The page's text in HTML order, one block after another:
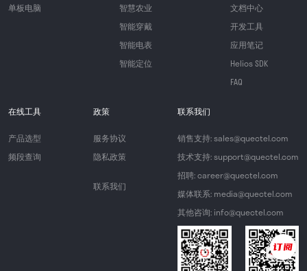
单板电脑
智慧农业
智能穿戴
智能电表
智能定位
文档中心
开发工具
应用笔记
Helios SDK
FAQ
在线工具
产品选型
频段查询
政策
服务协议
隐私政策
联系我们
联系我们
销售支持: sales@quectel.com
技术支持: support@quectel.com
招聘: career@quectel.com
媒体联系: media@quectel.com
其他咨询: info@quectel.com